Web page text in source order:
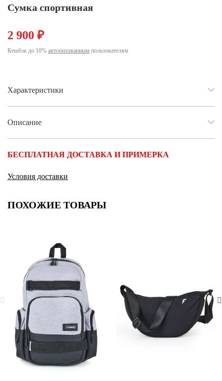
Ямало-Ненецкий автономный округ (1)
Ярославская область (1)
Сумка спортивная
2 900 ₽
Кешбэк до 10% авторизованным пользователям
Характеристики
Описание
БЕСПЛАТНАЯ ДОСТАВКА И ПРИМЕРКА
Условия доставки
ПОХОЖИЕ ТОВАРЫ